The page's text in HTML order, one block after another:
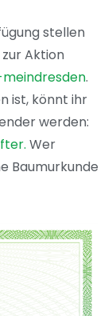
stellen
Aktion
.
ist, könnt ihr
werden:
Wer
Baumurkunde